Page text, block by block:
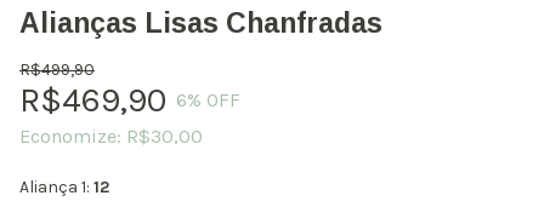
Alianças Lisas Chanfradas
R$499,90
R$469,90 6% OFF
Economize: R$30,00
Aliança 1: 12